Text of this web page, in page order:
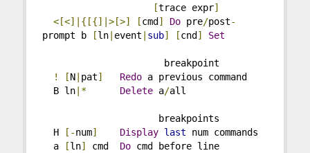
[trace expr]
<[<]|{[{]|>[>]
[cmd ] Do pre/post-
prompt b
[ln| event sub] [cnd ] Set
breakpoint
!
[N| pat] Redo a previous command
B ln|* Delete a/all
breakpoints
H
[-num] Display last num commands
a
[ln] cmd Do cmd before line